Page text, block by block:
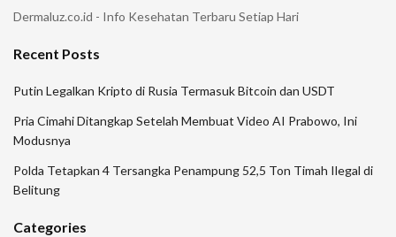
Dermaluz.co.id - Info Kesehatan Terbaru Setiap Hari
Recent Posts
Putin Legalkan Kripto di Rusia Termasuk Bitcoin dan USDT
Pria Cimahi Ditangkap Setelah Membuat Video AI Prabowo, Ini
Modusnya
Polda Tetapkan 4 Tersangka Penampung 52,5 Ton Timah Ilegal di
Belitung
Categories